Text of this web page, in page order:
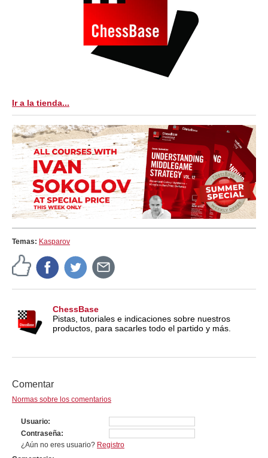
Ir a la tienda...
Temas: Kasparov
ChessBase
Pistas, tutoriales e indicaciones sobre nuestros
productos, para sacarles todo el partido y más.
Comentar
Normas sobre los comentarios
Usuario
Contraseña
¿Aún no eres usuario? Registro